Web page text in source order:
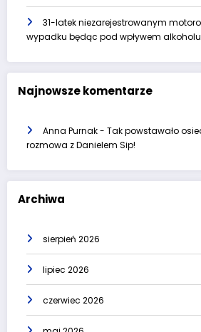
31-latek niezarejestrowanym
wypadku będąc pod wpływem alkoholu
Najnowsze komentarze
Anna Purnak- Tak powstawało
rozmowa z Danielem Sip!
Archiwa
sierpień 2026
lipiec 2026
czerwiec 2026